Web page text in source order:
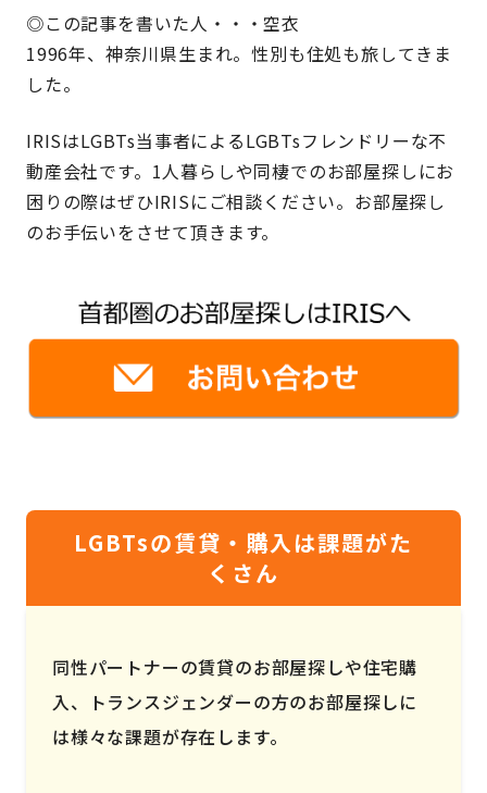
◎この記事を書いた人・・・空衣
1996年、神奈川県生まれ。性別も住処も旅してきま
した。
IRISはLGBTs当事者によるLGBTsフレンドリーな不
動産会社です。1人暮らしや同棲でのお部屋探しにお
困りの際はぜひIRISにご相談ください。お部屋探し
のお手伝いをさせて頂きます。
LGBTsの賃貸・購入は課題がた
くさん
同性パートナーの賃貸のお部屋探しや住宅購
入、トランスジェンダーの方のお部屋探しに
は様々な課題が存在します。